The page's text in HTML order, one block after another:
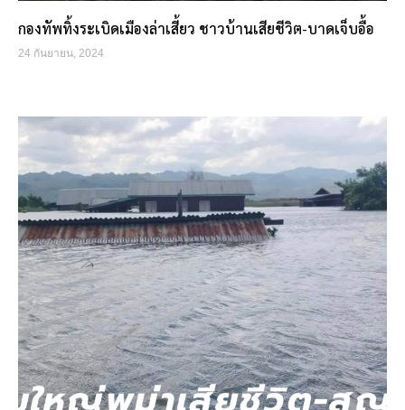
กองทัพทิ้งระเบิดเมืองล่าเสี้ยว ชาวบ้านเสียชีวิต-บาดเจ็บอื้อ
24 กันยายน, 2024